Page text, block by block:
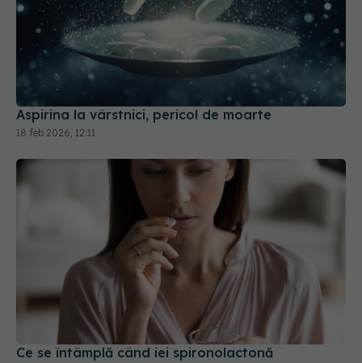
Aspirina la vârstnici, pericol de moarte
18 feb 2026, 12:11
Ce se întâmplă când iei spironolactonă